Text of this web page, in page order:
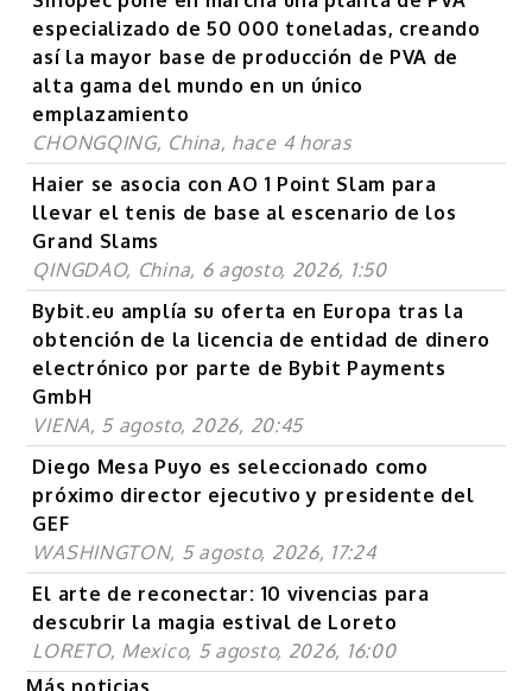
especializado de 50 000 toneladas, creando
así la mayor base de producción de PVA de
alta gama del mundo en un único
emplazamiento
CHONGQING, China, hace 4 horas
Haier se asocia con AO 1 Point Slam para
llevar el tenis de base al escenario de los
Grand Slams
QINGDAO, China, 6 agosto, 2026, 1:50
Bybit.eu amplía su oferta en Europa tras la
obtención de la licencia de entidad de dinero
electrónico por parte de Bybit Payments
GmbH
VIENA, 5 agosto, 2026, 20:45
Diego Mesa Puyo es seleccionado como
próximo director ejecutivo y presidente del
GEF
WASHINGTON, 5 agosto, 2026, 17:24
El arte de reconectar: 10 vivencias para
descubrir la magia estival de Loreto
LORETO, Mexico, 5 agosto, 2026, 16:00